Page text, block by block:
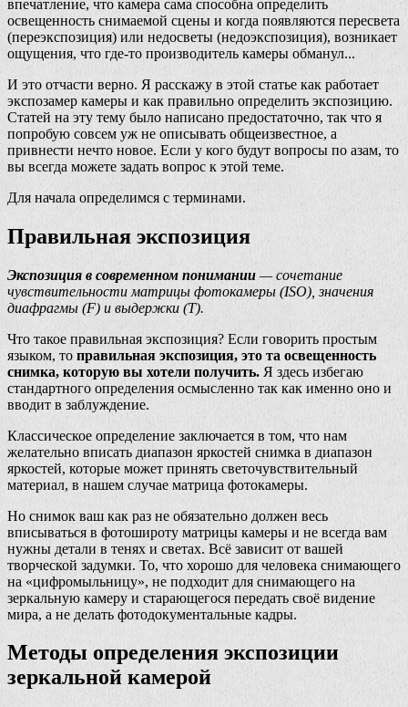
впечатление, что камера сама способна определить
освещенность снимаемой сцены и когда появляются пересвета
(переэкспозиция) или недосветы (недоэкспозиция), возникает
ощущения, что где-то производитель камеры обманул...
И это отчасти верно. Я расскажу в этой статье как работает
экспозамер камеры и как правильно определить экспозицию.
Статей на эту тему было написано предостаточно, так что я
попробую совсем уж не описывать общеизвестное, а
привнести нечто новое. Если у кого будут вопросы по азам, то
вы всегда можете задать вопрос к этой теме.
Для начала определимся с терминами.
Правильная экспозиция
Экспозиция в современном понимании — сочетание
чувствительности матрицы фотокамеры (ISO), значения
диафрагмы (F) и выдержки (T).
Что такое правильная экспозиция? Если говорить простым
языком, то правильная экспозиция, это та освещенность
снимка, которую вы хотели получить. Я здесь избегаю
стандартного определения осмысленно так как именно оно и
вводит в заблуждение.
Классическое определение заключается в том, что нам
желательно вписать диапазон яркостей снимка в диапазон
яркостей, которые может принять светочувствительный
материал, в нашем случае матрица фотокамеры.
Но снимок ваш как раз не обязательно должен весь
вписываться в фотошироту матрицы камеры и не всегда вам
нужны детали в тенях и светах. Всё зависит от вашей
творческой задумки. То, что хорошо для человека снимающего
на «цифромыльницу», не подходит для снимающего на
зеркальную камеру и старающегося передать своё видение
мира, а не делать фотодокументальные кадры.
Методы определения экспозиции
зеркальной камерой